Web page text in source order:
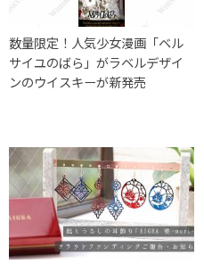
数量限定！人気少女漫画「ベル
サイユのばら」がラベルデザイ
ンのウイスキーが新発売